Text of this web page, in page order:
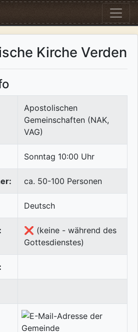
Kirche Verden
Apostolischen
Gemeinschaften (NAK,
VAG)
Sonntag 10:00 Uhr
ca. 50-100 Personen
Deutsch
❌ (keine - während des
Gottesdienstes)